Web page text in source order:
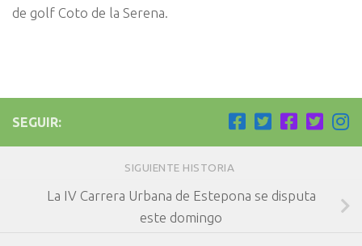
de golf Coto de la Serena.
SEGUIR:
SIGUIENTE HISTORIA
La IV Carrera Urbana de Estepona se disputa
este domingo